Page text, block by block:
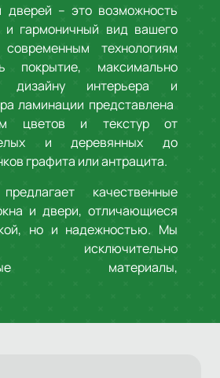
– это возможность
и гармоничный вид вашего
технологиям
покрытие, максимально
дизайну интерьера и
ламинации представлена
цветов и текстур от
и деревянных до
графита или антрацита.
качественные
и двери, отличающиеся
но и надежностью. Мы
исключительно
материалы,
ламинации,